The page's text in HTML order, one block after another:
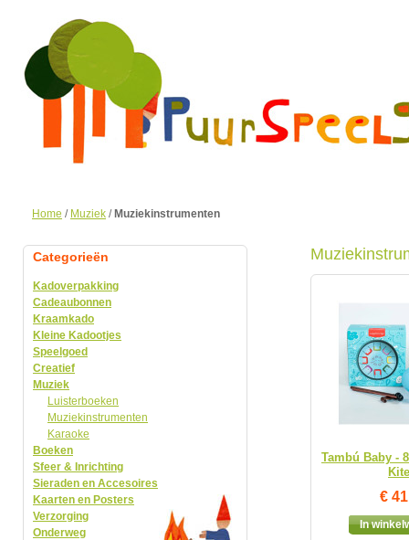
Home / Muziek / Muziekinstrumenten
Tambú Baby -
Kite
€
In
Categorieën
Kadoverpakking
Cadeaubonnen
Kraamkado
Kleine Kadootjes
Speelgoed
Creatief
Muziek
Luisterboeken
Muziekinstrumenten
Karaoke
Boeken
Sfeer & Inrichting
Sieraden en Accesoires
Kaarten en Posters
Verzorging
Onderweg